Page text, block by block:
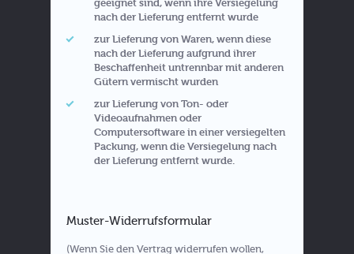
geeignet sind, wenn ihre Versiegelung
nach der Lieferung entfernt wurde
zur Lieferung von Waren, wenn diese
nach der Lieferung aufgrund ihrer
Beschaffenheit untrennbar mit anderen
Gütern vermischt wurden
zur Lieferung von Ton- oder
Videoaufnahmen oder
Computersoftware in einer versiegelten
Packung, wenn die Versiegelung nach
der Lieferung entfernt wurde.
Muster-Widerrufsformular
(Wenn Sie den Vertrag widerrufen wollen,